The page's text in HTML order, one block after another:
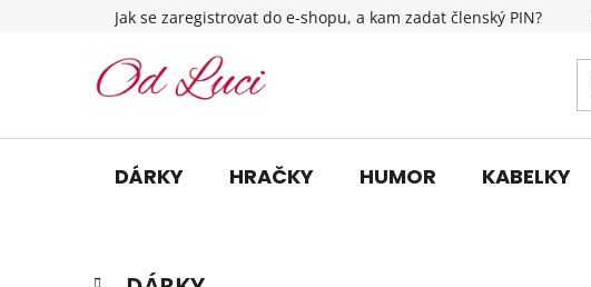
Jak se zaregistrovat do e-shopu, a kam zadat členský PIN?
DÁRKY HRAČKY HUMOR KABELKY
P
Přeskočit
K